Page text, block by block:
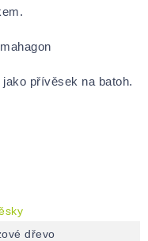
přívěsek na batoh.
dřevo